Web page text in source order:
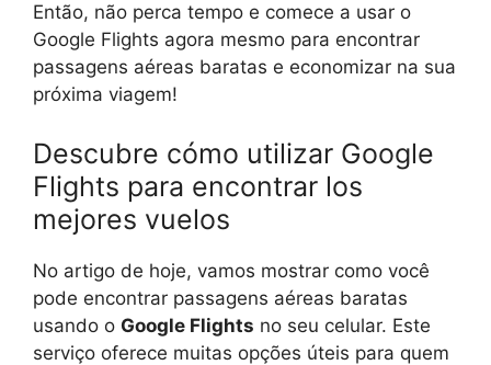
Então, não perca tempo e comece a usar o
Google Flights agora mesmo para encontrar
passagens aéreas baratas e economizar na sua
próxima viagem!
Descubre cómo utilizar Google
Flights para encontrar los
mejores vuelos
No artigo de hoje, vamos mostrar como você
pode encontrar passagens aéreas baratas
usando o Google Flights no seu celular. Este
serviço oferece muitas opções úteis para quem